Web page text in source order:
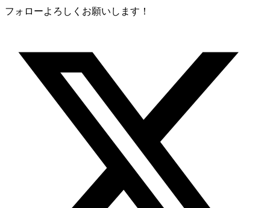
フォローよろしくお願いします！